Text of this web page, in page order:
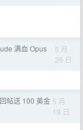
满血 Opus
5 月
26 日
帖送 100 美金 5 月
19 日